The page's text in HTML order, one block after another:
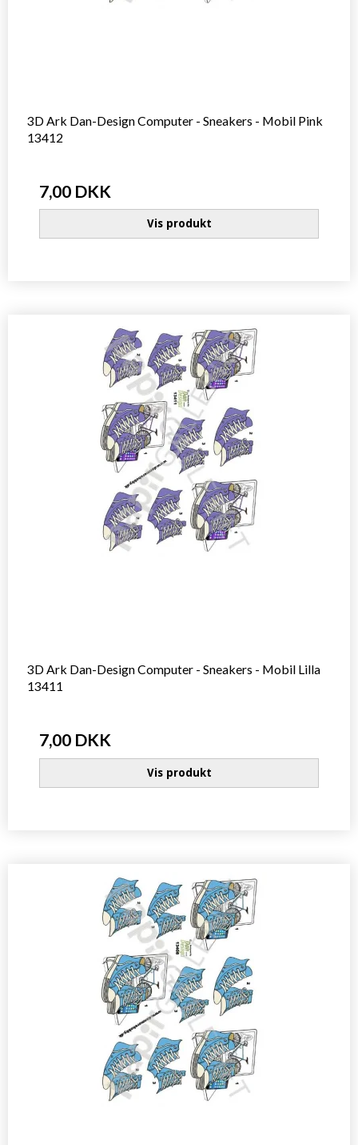
3D Ark Dan-Design Computer - Sneakers - Mobil Pink
13412
7,00 DKK
Vis produkt
3D Ark Dan-Design Computer - Sneakers - Mobil Lilla
13411
7,00 DKK
Vis produkt